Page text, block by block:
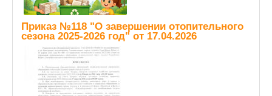
Приказ №118 "О завершении отопительного
сезона 2025-2026 год" от 17.04.2026